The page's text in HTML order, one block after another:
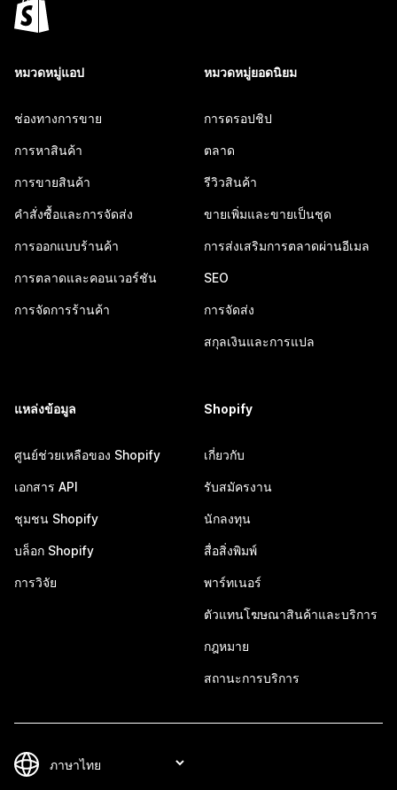
หมวดหมู่แอป
ช่องทางการขาย
การหาสินค้า
การขายสินค้า
คำสั่งซื้อและการจัดส่ง
การออกแบบร้านค้า
การตลาดและคอนเวอร์ชัน
การจัดการร้านค้า
หมวดหมู่ยอดนิยม
การดรอปชิป
ตลาด
รีวิวสินค้า
ขายเพิ่มและขายเป็นชุด
การส่งเสริมการตลาดผ่านอีเมล
SEO
การจัดส่ง
สกุลเงินและการแปล
แหล่งข้อมูล
ศูนย์ช่วยเหลือของ Shopify
เอกสาร API
ชุมชน Shopify
บล็อก Shopify
การวิจัย
Shopify
เกี่ยวกับ
รับสมัครงาน
นักลงทุน
สื่อสิ่งพิมพ์
พาร์ทเนอร์
ตัวแทนโฆษณาสินค้าและบริการ
กฎหมาย
สถานะการบริการ